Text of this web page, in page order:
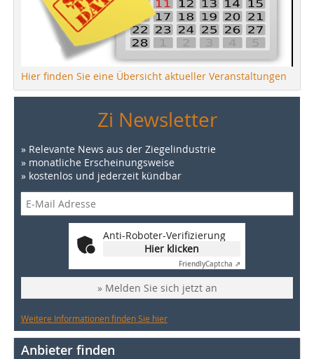
Hier finden Sie eine Übersicht aktueller Veranstaltungen
Zi Newsletter
» Relevante News aus der Ziegelindustrie
» monatliche Erscheinungsweise
» kostenlos und jederzeit kündbar
Anti-Roboter-Verifizierung
Hier klicken
FriendlyCaptcha ⇗
» Melden Sie sich jetzt an
Weitere Informationen finden Sie hier
Anbieter finden